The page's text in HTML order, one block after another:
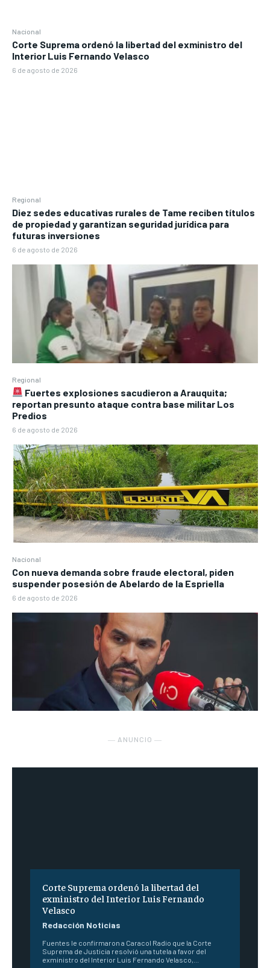
Nacional
Corte Suprema ordenó la libertad del exministro del
Interior Luis Fernando Velasco
6 de agosto de 2026
Regional
Diez sedes educativas rurales de Tame reciben títulos
de propiedad y garantizan seguridad jurídica para
futuras inversiones
6 de agosto de 2026
Regional
Fuertes explosiones sacudieron a Arauquita;
reportan presunto ataque contra base militar Los
Predios
6 de agosto de 2026
Nacional
Con nueva demanda sobre fraude electoral, piden
suspender posesión de Abelardo de la Espriella
6 de agosto de 2026
― ANUNCIO ―
Corte Suprema ordenó la libertad del
exministro del Interior Luis Fernando
Velasco
Redacción Noticias
Fuentes le confirmaron a Caracol Radio que la Corte
Suprema de Justicia resolvió una tutela a favor del
exministro del Interior Luis Fernando Velasco,...